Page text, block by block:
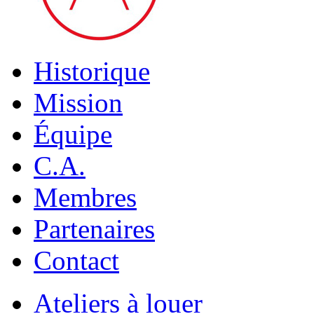
Historique
Mission
Équipe
C.A.
Membres
Partenaires
Contact
Ateliers à louer